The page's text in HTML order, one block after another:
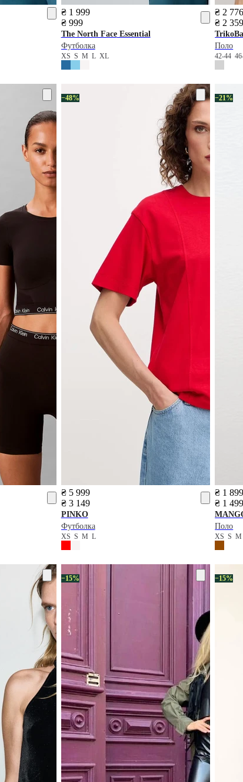
₴ 1 999
₴ 999
The North FaceEssential
Футболка
XS S M L XL
₴ 2 776
₴ 2 359
Поло
42-44
−48%
₴ 5 999
₴ 3 149
PINKO
Футболка
XS S M L
−21%
₴ 1 899
₴ 1 499
Поло
XSS
−15% −15%